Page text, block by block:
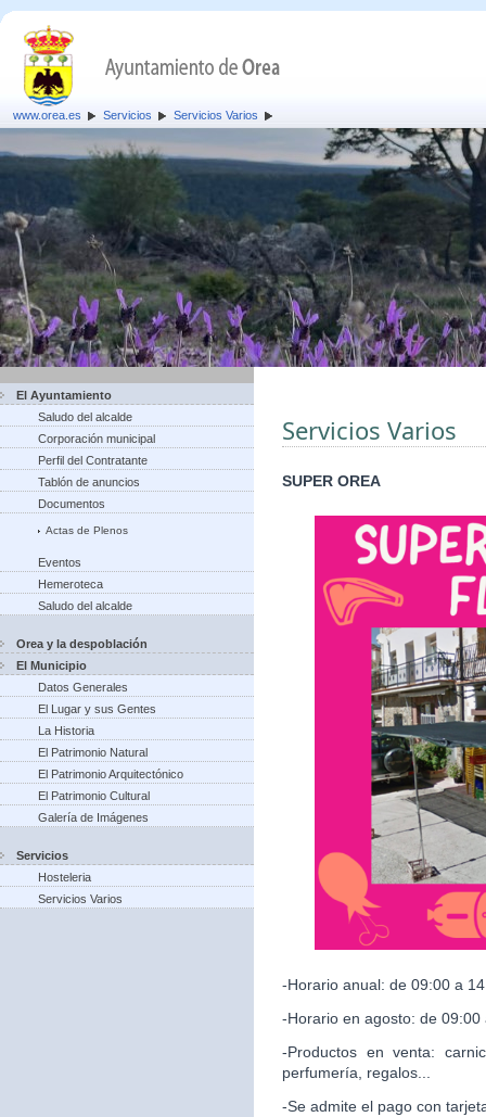
www.orea.es Servicios Servicios Varios
El Ayuntamiento
Saludo del alcalde
Corporación municipal
Perfil del Contratante
Tablón de anuncios
Documentos
Actas de Plenos
Eventos
Hemeroteca
Saludo del alcalde
Orea y la despoblación
El Municipio
Datos Generales
El Lugar y sus Gentes
La Historia
El Patrimonio Natural
El Patrimonio Arquitectónico
El Patrimonio Cultural
Galería de Imágenes
Servicios
Hosteleria
Servicios Varios
Servicios Varios
SUPER OREA
-Horario anual: de 09:00 a
-Horario en agosto: de
-Productos en venta:
perfumería, regalos...
-Se admite el pago con